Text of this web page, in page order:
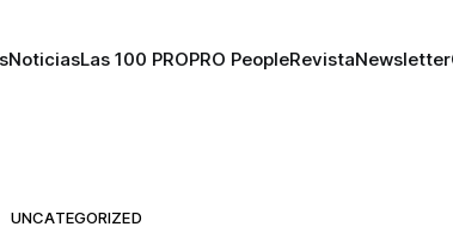
NoticiasLas 100 PROPRO PeopleRevistaNewsletter
UNCATEGORIZED